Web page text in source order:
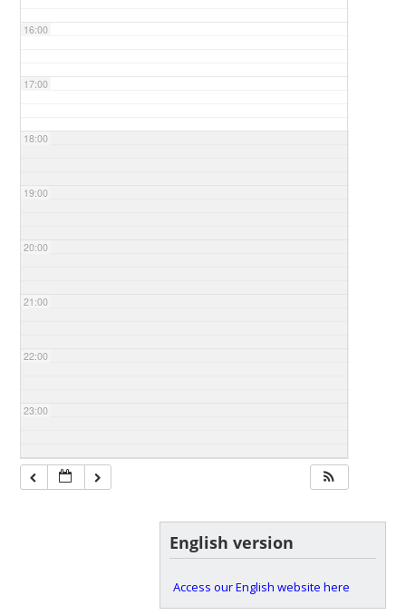
16:00
17:00
18:00
19:00
20:00
21:00
22:00
23:00
English version
Access our English website here